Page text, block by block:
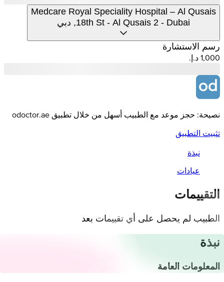
Medcare Royal Speciality Hospital – Al Qusais
18th St - Al Qusais 2 - Dubai, دبي
رسم الاستشارة
نصيحة: حجز موعد مع الطبيب أسهل من خلال تطبيق odoctor.ae
تثبيت التطبيق
نبذة
عيادات
التقييمات
الطبيب لم يحصل على أي تقييمات بعد
نبذة
المعلومات العامة